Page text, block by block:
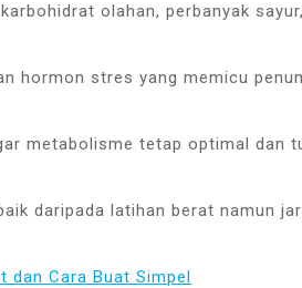
olahan, perbanyak
hormon stres yang memicu
metabolisme tetap optimal dan
daripada latihan berat namun
dan Cara Buat Simpel